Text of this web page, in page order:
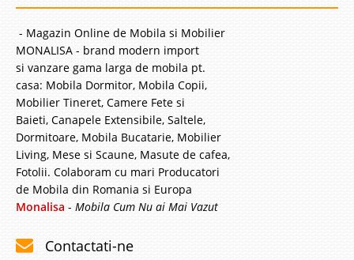
- Magazin Online de Mobila si Mobilier
MONALISA - brand modern import
si vanzare gama larga de mobila pt.
casa: Mobila Dormitor, Mobila Copii,
Mobilier Tineret, Camere Fete si
Baieti, Canapele Extensibile, Saltele,
Dormitoare, Mobila Bucatarie, Mobilier
Living, Mese si Scaune, Masute de cafea,
Fotolii. Colaboram cu mari Producatori
de Mobila din Romania si Europa
Monalisa - Mobila Cum Nu ai Mai Vazut
Contactati-ne